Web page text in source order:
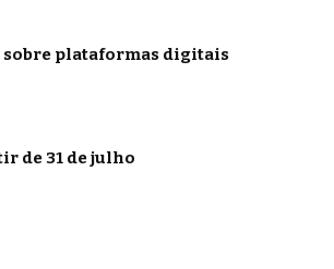
sobre plataformas digitais
de 31 de julho